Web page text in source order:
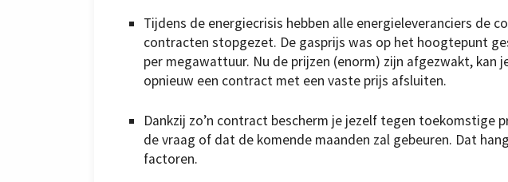
Tijdens de energiecrisis hebben alle energieleveranciers de
contracten stopgezet. De gasprijs was op het hoogtepunt
per megawattuur. Nu de prijzen (enorm) zijn afgezwakt, kan
opnieuw een contract met een vaste prijs afsluiten.
Dankzij zo’n contract bescherm je jezelf tegen toekomstige
de vraag of dat de komende maanden zal gebeuren. Dat
factoren.